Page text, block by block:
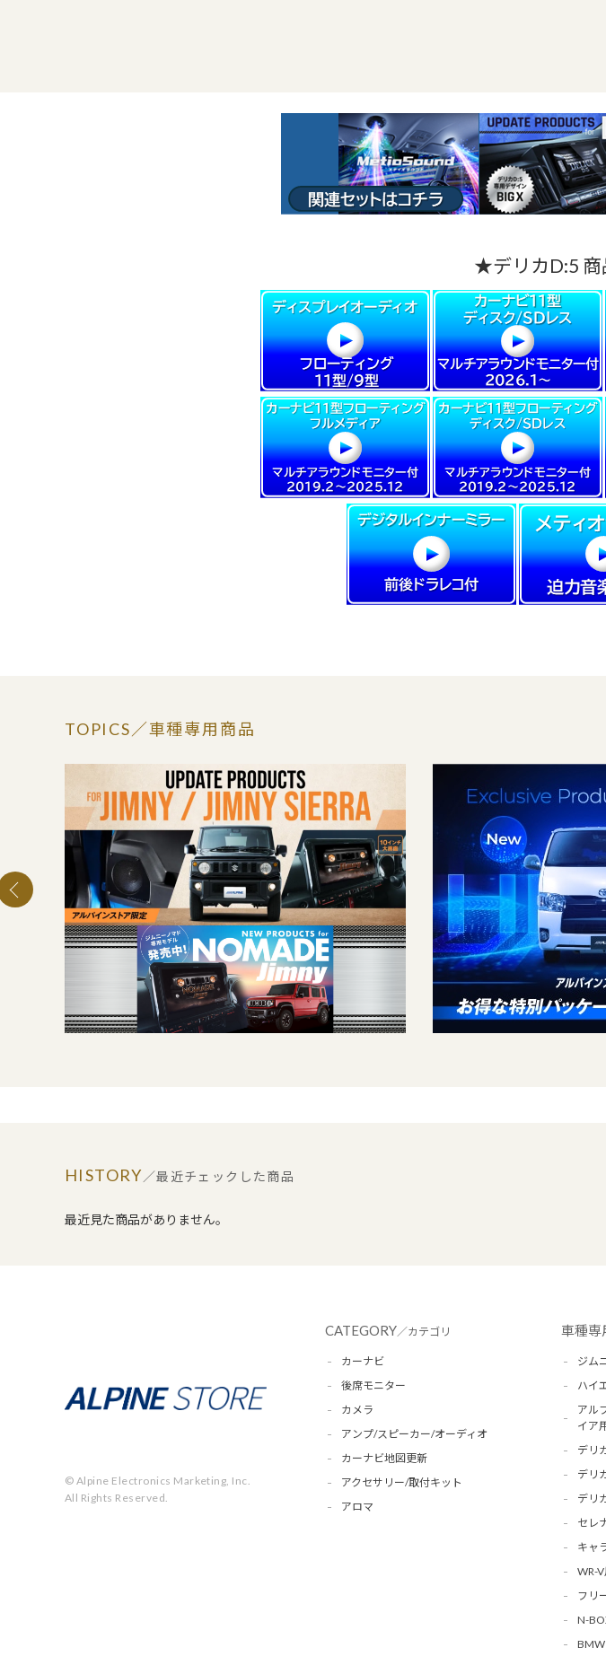
★デリカD:5
TOPICS ／車種専用商品
HISTORY／最近チェックした商品
最近見た商品がありません。
© Alpine Electronics Marketing, Inc.
All Rights Reserved.
CATEGORY／カテゴリ
カーナビ
後席モニター
カメラ
アンプ/スピーカー/オーディオ
カーナビ地図更新
アクセサリー/取付キット
アロマ
車種専
ジム
ハイ
アル
イア
デリ
デリ
デリ
セレ
キャ
WR-
フリ
N-